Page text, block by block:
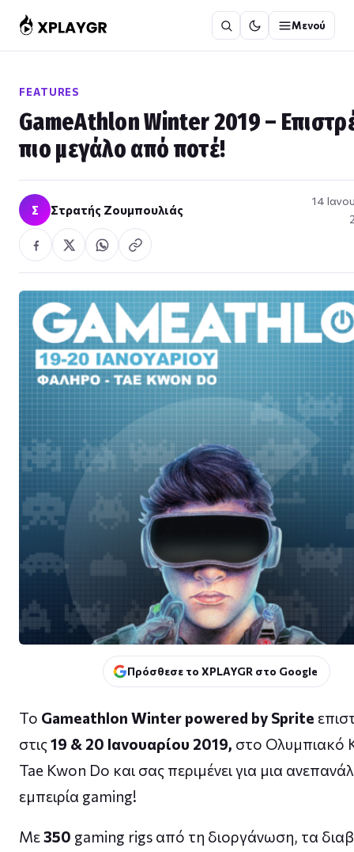
στο
περιεχόμενο
Μενού
FEATURES
GameAthlon Winter 2019 –
πιο μεγάλο από ποτέ!
Σ Στρατής Ζουμπουλιάς
14
Πρόσθεσε το XPLAYGR στο Google
Το Gameathlon Winter powered by Sprite
στις19 & 20 Ιανουαρίου 2019, στο Ολυμπιακό
Tae Kwon Do και σας περιμένει για μια
εμπειρία gaming!
Με350 gaming rigs από τη διοργάνωση, τα